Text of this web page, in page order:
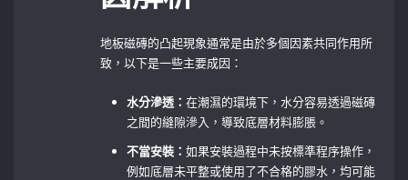
地板磁磚的凸起現象通常是由於多個因素共同作用所
致，以下是一些主要成因：
水分滲透：在潮濕的環境下，水分容易透過磁磚
之間的縫隙滲入，導致底層材料膨脹。
不當安裝：如果安裝過程中未按標準程序操作，
例如底層未平整或使用了不合格的膠水，均可能